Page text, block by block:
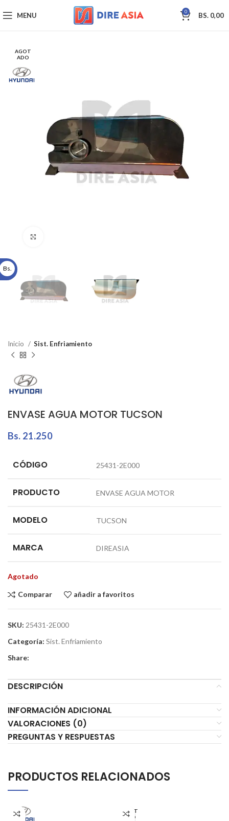
MENU 0 BS. 0,00
AGOT
ADO
Inicio Sist. Enfriamiento
ENVASE AGUA MOTOR TUCSON
Bs. 21.250
CÓDIGO 25431-2E000
PRODUCTO ENVASE AGUA MOTOR
MODELO TUCSON
MARCA DIREASIA
Agotado
Comparar añadir a favoritos
SKU: 25431-2E000
Categoría: Sist. Enfriamiento
Share:
DESCRIPCIÓN
INFORMACIÓN ADICIONAL
VALORACIONES (0)
PREGUNTAS Y RESPUESTAS
PRODUCTOS RELACIONADOS
AGOT
ADO
Bs.